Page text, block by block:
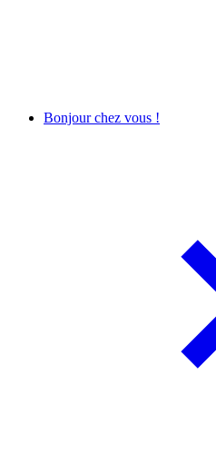
Bonjour chez vous !